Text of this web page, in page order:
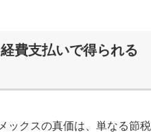
費支払いで得られる
ックスの真価は、単なる節税